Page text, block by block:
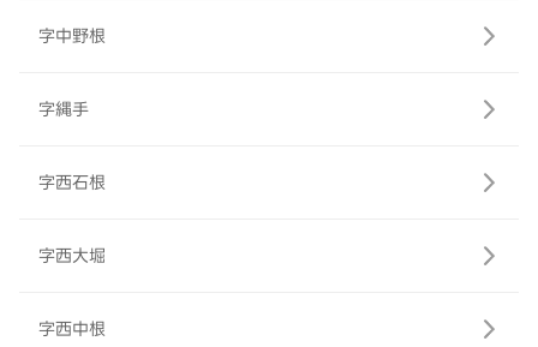
字中野根
字縄手
字西石根
字西大堀
字西中根